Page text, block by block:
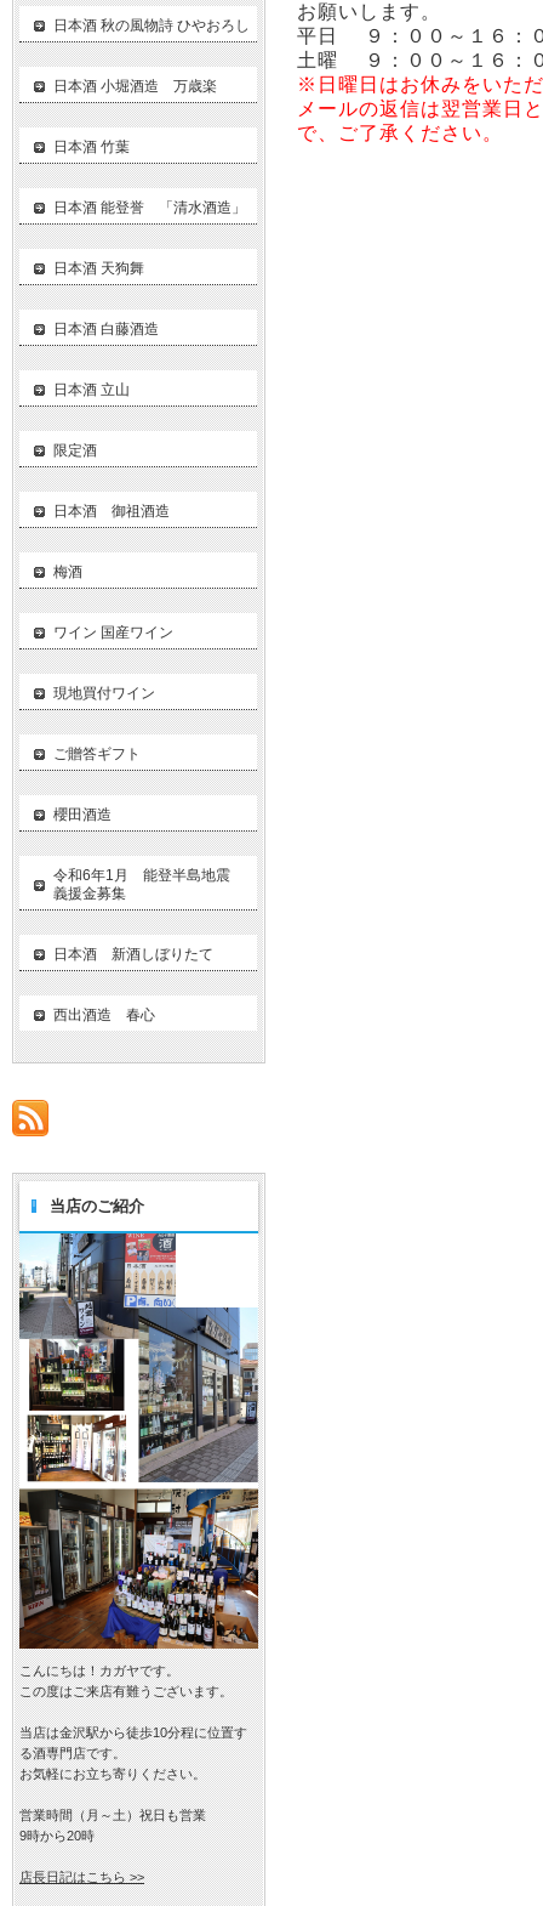
お願いします。
平日 ９：００～１６：
土曜 ９：００～１６：
※日曜日はお休みをいた
メールの返信は翌営業日
で、ご了承ください。
日本酒 秋の風物詩 ひやおろし
日本酒 小堀酒造 万歳楽
日本酒 竹葉
日本酒 能登誉 「清水酒造」
日本酒 天狗舞
日本酒 白藤酒造
日本酒 立山
限定酒
日本酒 御祖酒造
梅酒
ワイン 国産ワイン
現地買付ワイン
ご贈答ギフト
櫻田酒造
令和6年1月 能登半島地震
義援金募集
日本酒 新酒しぼりたて
西出酒造 春心
当店のご紹介
こんにちは！カガヤです。
この度はご来店有難うございます。
当店は金沢駅から徒歩10分程に位置す
る酒専門店です。
お気軽にお立ち寄りください。
営業時間（月～土）祝日も営業
9時から20時
店長日記はこちら >>